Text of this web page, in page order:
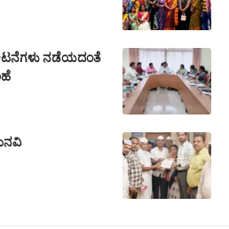
ಘಟನೆಗಳು ನಡೆಯದಂತೆ